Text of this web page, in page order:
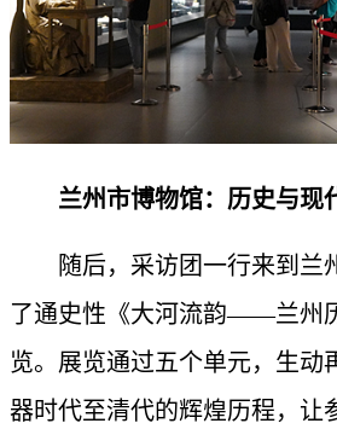
兰州市博物馆：历史与现
随后，采访团一行来到兰
了通史性《大河流韵——兰州
览。展览通过五个单元，生动
器时代至清代的辉煌历程，让